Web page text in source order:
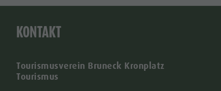
KONTAKT
Tourismusverein Bruneck Kronplatz
Tourismus